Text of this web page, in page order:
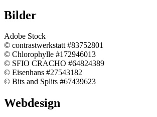
Bilder
Adobe Stock
© contrastwerkstatt #83752801
© Chlorophylle #172946013
© SFIO CRACHO #64824389
© Eisenhans #27543182
© Bits and Splits #67439623
Webdesign